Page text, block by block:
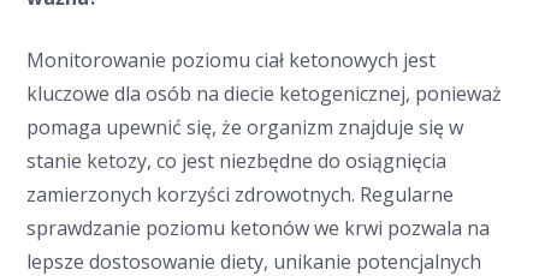
Monitorowanie poziomu ciał ketonowych jest
kluczowe dla osób na diecie ketogenicznej, ponieważ
pomaga upewnić się, że organizm znajduje się w
stanie ketozy, co jest niezbędne do osiągnięcia
zamierzonych korzyści zdrowotnych. Regularne
sprawdzanie poziomu ketonów we krwi pozwala na
lepsze dostosowanie diety, unikanie potencjalnych